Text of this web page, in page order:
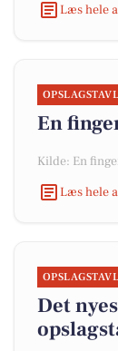
Læs hele
En
Kilde: En
Læs hele
Det